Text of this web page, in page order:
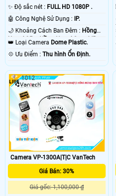
✨ Độ sắc nét : FULL HD 1080P .
🤖️ Công Nghệ Sử Dụng :
IP.
🌙 Khoảng Cách Ban Đêm : Hồng
Ngoại 25m Hồng Ngoại Smart IR.
👑 Loại Camera Dome Plastic.
️💠 Ưu Điểm : Thu hình Ổn Định.
Camera VP-1300A|T|C VanTech
Giá Bán: 30%
Giá gốc: 1,100,000 ₫
1012